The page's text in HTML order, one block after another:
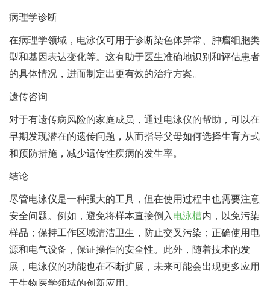
病理学诊断
在病理学领域，电泳仪可用于诊断染色体异常、肿瘤细胞类
型和基因表达变化等。这有助于医生准确地识别和评估患者
的具体情况，进而制定出更有效的治疗方案。
遗传咨询
对于有遗传病风险的家庭成员，通过电泳仪的帮助，可以在
早期发现潜在的遗传问题，从而指导父母如何选择生育方式
和预防措施，减少遗传性疾病的发生率。
结论
尽管电泳仪是一种强大的工具，但在使用过程中也需要注意
安全问题。例如，避免将样本直接倒入 电泳槽内，以免污染
样品；保持工作区域清洁卫生，防止交叉污染；正确使用电
源和电气设备，保证操作的安全性。此外，随着技术的发
展，电泳仪的功能也在不断扩展，未来可能会出现更多应用
于生物医学领域的创新应用。